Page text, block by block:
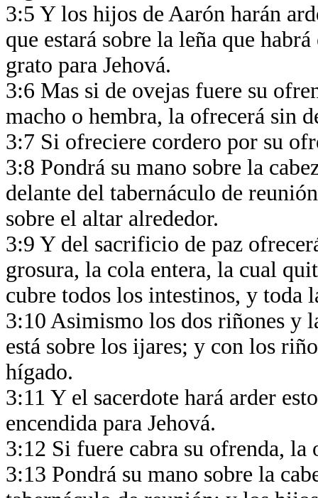
3:5 Y los hijos de Aarón harán
que estará sobre la leña que
grato para Jehová.
3:6 Mas si de ovejas fuere su
macho o hembra, la ofrecerá sin
3:7 Si ofreciere cordero por su
3:8 Pondrá su mano sobre la
delante del tabernáculo de
sobre el altar alrededor.
3:9 Y del sacrificio de paz
grosura, la cola entera, la cual
cubre todos los intestinos, y toda
3:10 Asimismo los dos riñones y
está sobre los ijares; y con los
hígado.
3:11 Y el sacerdote hará arder
encendida para Jehová.
3:12 Si fuere cabra su ofrenda, la
3:13 Pondrá su mano sobre la